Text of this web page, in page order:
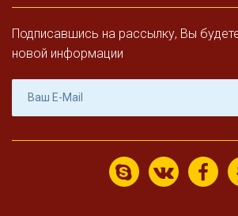
Подписавшись на рассылку, Вы
новой информации